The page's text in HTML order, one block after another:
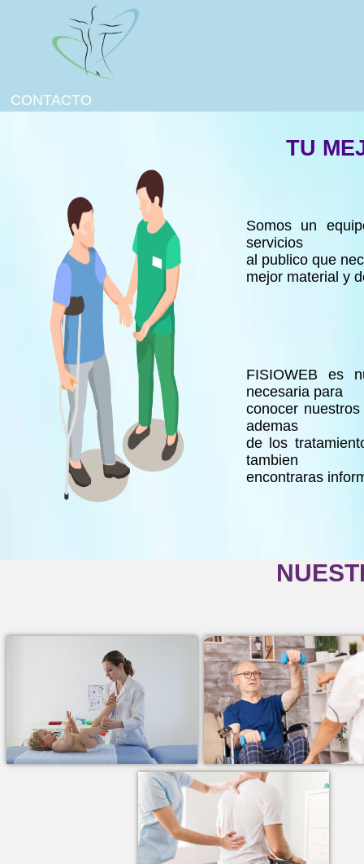
CONTACTO
TU
Somos un
servicios
al publico que
mejor material y
FISIOWEB es
necesaria para
conocer
ademas
de los
tambien
encontraras